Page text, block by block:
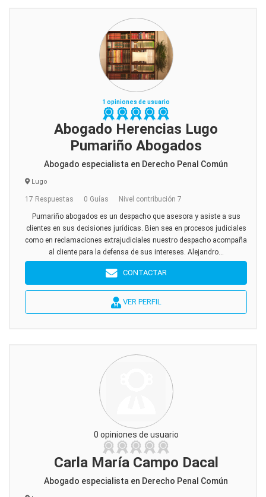
1 opiniones de usuario
Abogado Herencias Lugo
Pumariño Abogados
Abogado especialista en Derecho Penal Común
Lugo
17 Respuestas 0 Guías Nivel contribución 7
Pumariño abogados es un despacho que asesora y asiste a sus
clientes en sus decisiones jurídicas. Bien sea en procesos judiciales
como en reclamaciones extrajudiciales nuestro despacho acompaña
al cliente para la defensa de sus intereses. Alejandro...
CONTACTAR
VER PERFIL
0 opiniones de usuario
Carla María Campo Dacal
Abogado especialista en Derecho Penal Común